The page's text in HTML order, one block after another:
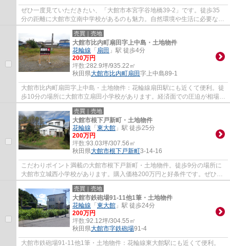
ぜひ一度見ていただきたい、「大館市本宮字谷地橋39-2」です。徒歩35
分の距離に大館市立南中学校があるのも魅力。自然環境や生活に必要な施
設が充実していることで知られる大館市エリ...
売買｜売地
大館市比内町扇田字上中島・土地物件
花輪線 「 扇田 」駅 徒歩4分
200万円
坪数:282.9坪/935.22㎡
秋田県大館市比内町扇田字上中島89-1
大館市比内町扇田字上中島・土地物件：花輪線扇田駅にも近くて便利。徒
歩10分の場所に大館市立扇田小学校があります。経済面での圧迫が相場よ
り低く、その分心に余裕が生まれる200万円...
売買｜売地
大館市根下戸新町・土地物件
花輪線 「 東大館 」駅 徒歩25分
200万円
坪数:93.03坪/307.56㎡
秋田県大館市根下戸新町3-14-16
こだわりポイント満載の大館市根下戸新町・土地物件。徒歩9分の場所に
大館市立城西小学校があります。購入価格200万円と好条件です。ぜひご
検討してみてはいかがでしょうか。住宅用地...
売買｜売地
大館市鉄砲場91-11他1筆・土地物件
花輪線 「 東大館 」駅 徒歩24分
200万円
坪数:92.12坪/304.55㎡
秋田県大館市字鉄砲場91-4
大館市鉄砲場91-11他1筆・土地物件：花輪線東大館駅にも近くて便利。